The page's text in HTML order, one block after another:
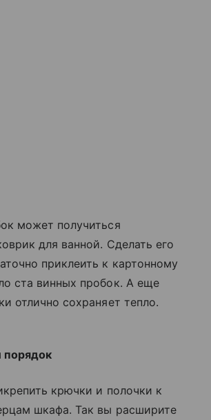
может получиться
для ванной. Сделать его
приклеить к картонному
ста винных пробок. А еще
отлично сохраняет тепло.
порядок
крючки и полочки к
шкафа. Так вы расширите